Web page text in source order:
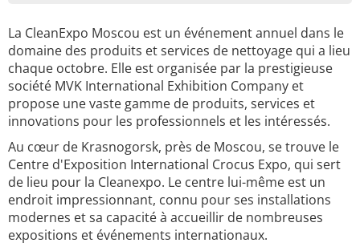
La CleanExpo Moscou est un événement annuel dans le
domaine des produits et services de nettoyage qui a lieu
chaque octobre. Elle est organisée par la prestigieuse
société MVK International Exhibition Company et
propose une vaste gamme de produits, services et
innovations pour les professionnels et les intéressés.
Au cœur de Krasnogorsk, près de Moscou, se trouve le
Centre d'Exposition International Crocus Expo, qui sert
de lieu pour la Cleanexpo. Le centre lui-même est un
endroit impressionnant, connu pour ses installations
modernes et sa capacité à accueillir de nombreuses
expositions et événements internationaux.